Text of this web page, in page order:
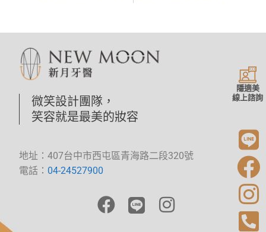
微笑設計團隊，
笑容就是最美的妝容
地址：407台中市西屯區青海路二段320號
電話： 04-24527900
隱適美
線上諮詢